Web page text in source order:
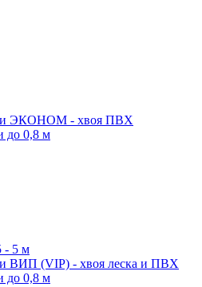
ЭКОНОМ - хвоя ПВХ
до 0,8 м
- 5 м
ВИП (VIP) - хвоя леска и ПВХ
до 0,8 м